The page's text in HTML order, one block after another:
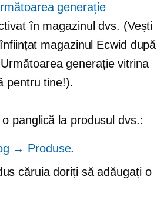
generație
în magazinul dvs. (Vești
magazinul Ecwid după
Următoarea generațievitrina
pentru tine!).
panglică la produsul dvs.:
→ Produse.
căruia doriți să adăugați o